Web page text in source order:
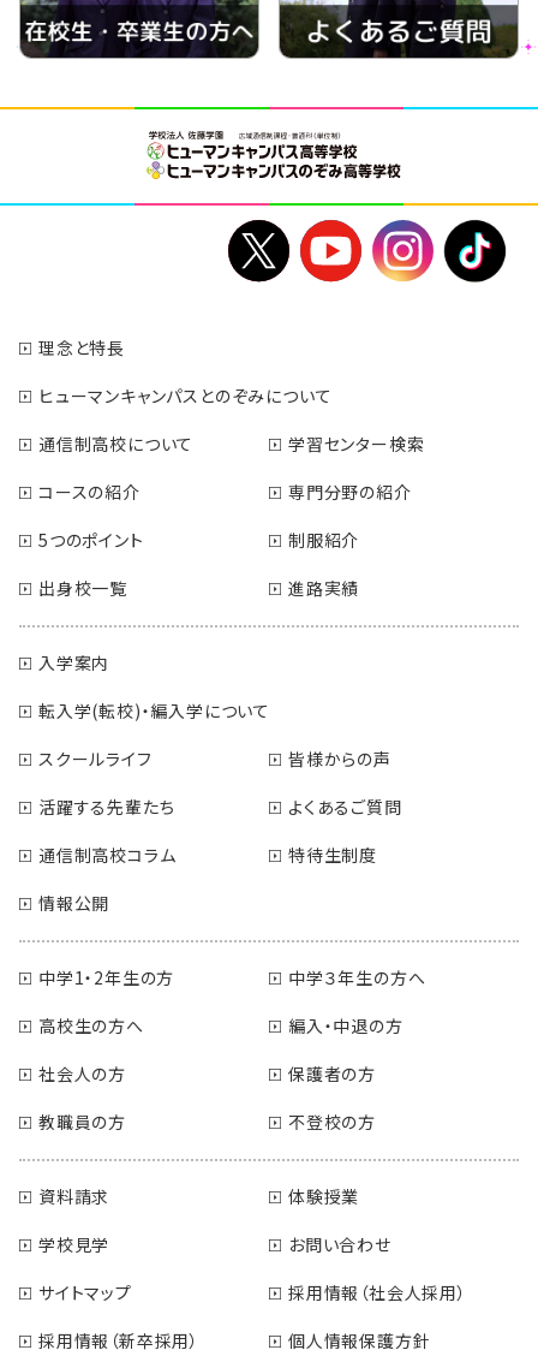
理念と特長
ヒューマンキャンパスとのぞみについて
通信制高校について
学習センター検索
コースの紹介
専門分野の紹介
5つのポイント
制服紹介
出身校一覧
進路実績
入学案内
転入学(転校)・編入学について
スクールライフ
皆様からの声
活躍する先輩たち
よくあるご質問
通信制高校コラム
特待生制度
情報公開
中学1・2年生の方
中学３年生の方へ
高校生の方へ
編入・中退の方
社会人の方
保護者の方
教職員の方
不登校の方
資料請求
体験授業
学校見学
お問い合わせ
サイトマップ
採用情報（社会人採用）
採用情報（新卒採用）
個人情報保護方針